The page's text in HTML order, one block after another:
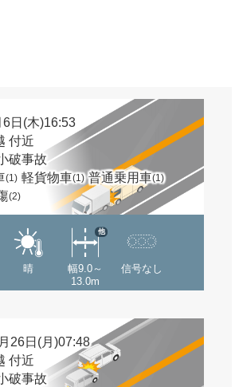
日(木)16:53
付近
破事故
(1) 軽貨物車(1) 普通乗用車(1)
(2)
晴
幅9.0～
13.0m
他
信号なし
26日(月)07:48
付近
破事故